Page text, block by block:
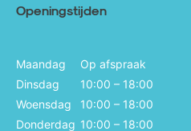
Openingstijden
Maandag
Op afspraak
Dinsdag
10:00 – 18:00
Woensdag
10:00 – 18:00
Donderdag 10:00 – 18:00